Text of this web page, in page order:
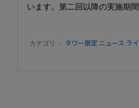
います。第二回以降の実施期
カテゴリ ： タワー限定 ニュース ラ